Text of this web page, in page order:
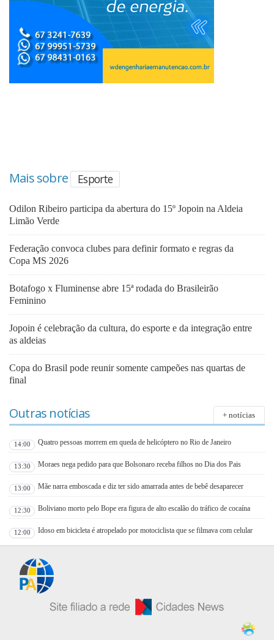
Mais sobre Esporte
Odilon Ribeiro participa da abertura do 15º Jopoin na Aldeia
Limão Verde
Federação convoca clubes para definir formato e regras da
Copa MS 2026
Botafogo x Fluminense abre 15ª rodada do Brasileirão
Feminino
Jopoin é celebração da cultura, do esporte e da integração entre
as aldeias
Copa do Brasil pode reunir somente campeões nas quartas de
final
Outras notícias + notícias
14:00 Quatro pessoas morrem em queda de helicóptero no Rio de Janeiro
13:30 Moraes nega pedido para que Bolsonaro receba filhos no Dia dos Pais
13:00 Mãe narra emboscada e diz ter sido amarrada antes de bebê desaparecer
12:30 Boliviano morto pelo Bope era figura de alto escalão do tráfico de cocaína
12:00 Idoso em bicicleta é atropelado por motociclista que se filmava com celular